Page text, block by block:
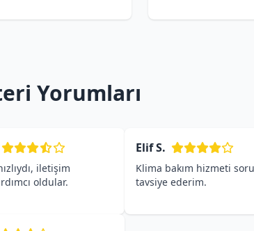
Yorumları
iletişim
oldular.
Elif S.
Klima bakım hizmeti
tavsiye ederim.